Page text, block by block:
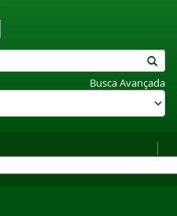
Busca Avançada